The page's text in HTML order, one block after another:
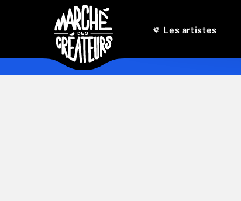
🔅 Les artistes